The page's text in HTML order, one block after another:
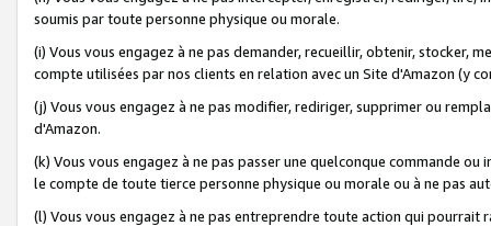
soumis par toute personne physique ou morale.
(i) Vous vous engagez à ne pas demander, recueillir, obtenir, stocker,
compte utilisées par nos clients en relation avec un Site d'Amazon (y
(j) Vous vous engagez à ne pas modifier, rediriger, supprimer ou
d'Amazon.
(k) Vous vous engagez à ne pas passer une quelconque commande
le compte de toute tierce personne physique ou morale ou à ne pas
(l) Vous vous engagez à ne pas entreprendre toute action qui